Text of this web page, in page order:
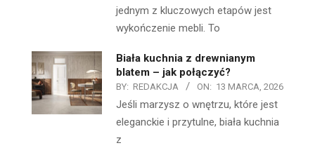
jednym z kluczowych etapów jest
wykończenie mebli. To
Biała kuchnia z drewnianym
blatem – jak połączyć?
BY: REDAKCJA ON: 13 MARCA, 2026
Jeśli marzysz o wnętrzu, które jest
eleganckie i przytulne, biała kuchnia
z